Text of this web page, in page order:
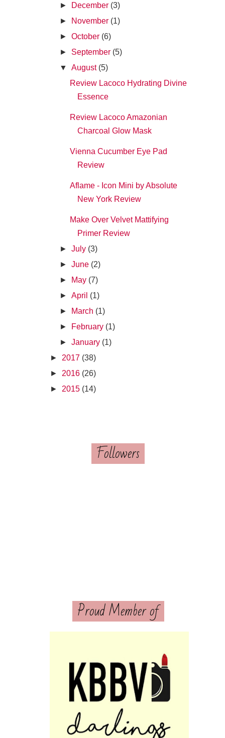
►
December (3)
►
November (1)
►October (6)
► September (5)
▼
August (5)
Review Lacoco Hydrating Divine
Essence
Review Lacoco Amazonian
Charcoal Glow Mask
Vienna Cucumber Eye Pad
Review
Aflame - Icon Mini by Absolute
New York Review
Make Over Velvet Mattifying
Primer Review
►July (3)
►June (2)
►
May (7)
►April (1)
►
March (1)
►
February (1)
►January (1)
► 2017 (38)
► 2016 (26)
► 2015 (14)
Followers
Proud Member of